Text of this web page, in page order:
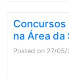
Concursos
na Área
Posted on 27/05/